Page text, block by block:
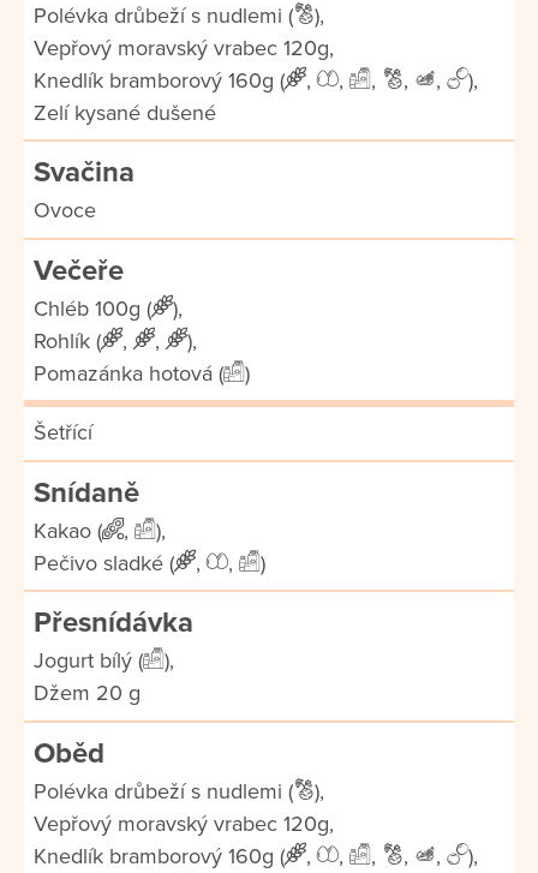
Polévka drůbeží s nudlemi (
),
Vepřový moravský vrabec 120g,
Knedlík bramborový 160g (
, , , , ,
),
Zelí kysané dušené
Svačina
Ovoce
Večeře
Chléb 100g (
),
Rohlík (
, ,
),
Pomazánka hotová (
)
Šetřící
Snídaně
Kakao ( ,
),
Pečivo sladké (
, , )
Přesnídávka
Jogurt bílý (
),
Džem 20 g
Oběd
Polévka drůbeží s nudlemi (
),
Vepřový moravský vrabec 120g,
Knedlík bramborový 160g (
, , , , ,
),